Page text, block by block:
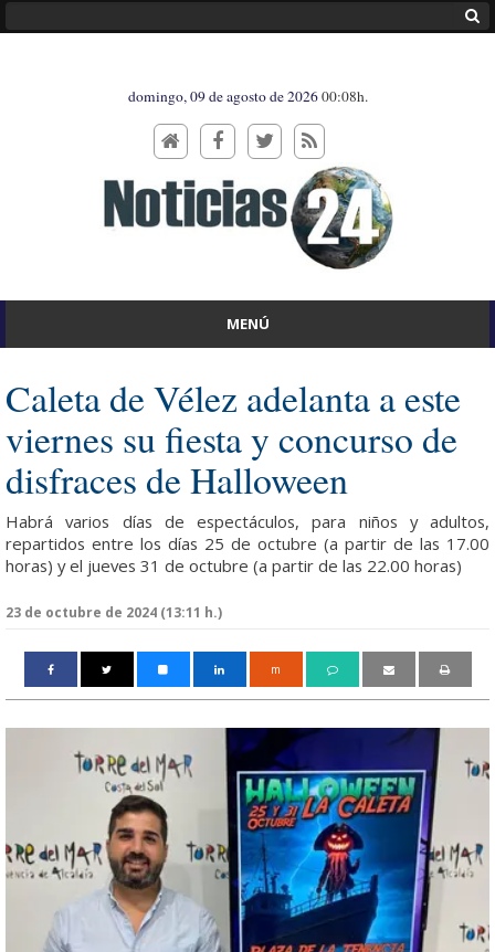
domingo, 09 de agosto de 202600:08h.
MENÚ
Caleta de Vélez adelanta a este
viernes su fiesta y concurso de
disfraces de Halloween
Habrá varios días de espectáculos, para niños y adultos,
repartidos entre los días 25 de octubre (a partir de las 17.00
horas) y el jueves 31 de octubre (a partir de las 22.00 horas)
23 de octubre de 2024 (13:11 h.)
m